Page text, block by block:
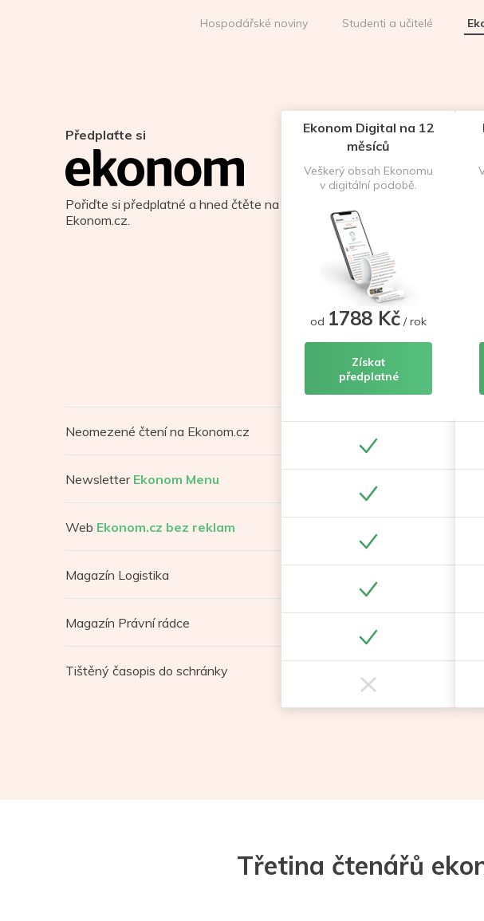
Hospodářské noviny Studenti a učitelé
Předplaťte si
Pořiďte si předplatné a hned čtěte na
Ekonom.cz.
Neomezené čtení na Ekonom.cz
Newsletter Ekonom Menu
Web Ekonom.cz bez reklam
Magazín Logistika
Magazín Právní rádce
Tištěný časopis do schránky
Ekonom Digital na 12
měsíců
Veškerý obsah Ekonomu
v digitální podobě.
od 1788 Kč / rok
Získat
předplatné
Třetina čtenářů